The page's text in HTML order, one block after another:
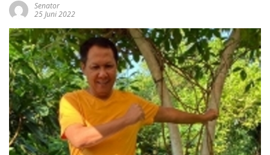
Senator
25 Juni 2022